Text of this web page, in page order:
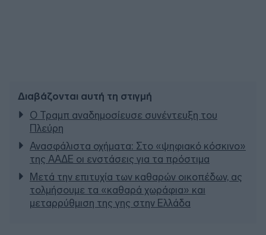
Διαβάζονται αυτή τη στιγμή
Ο Τραμπ αναδημοσίευσε συνέντευξη του
Πλεύρη
Ανασφάλιστα οχήματα: Στο «ψηφιακό κόσκινο»
της ΑΑΔΕ οι ενστάσεις για τα πρόστιμα
Μετά την επιτυχία των καθαρών οικοπέδων, ας
τολμήσουμε τα «καθαρά χωράφια» και
μεταρρύθμιση της γης στην Ελλάδα